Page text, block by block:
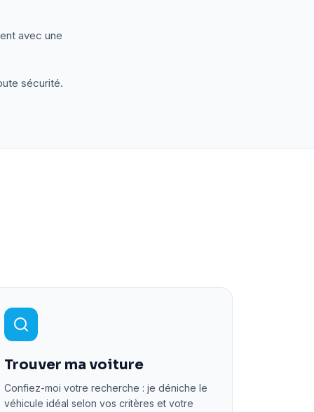
avec une
sécurité.
Trouver ma voiture
Confiez-moi votre recherche : je déniche le
véhicule idéal selon vos critères et votre